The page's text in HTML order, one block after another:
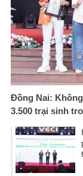
Đồng Nai:
3.500 trại sinh